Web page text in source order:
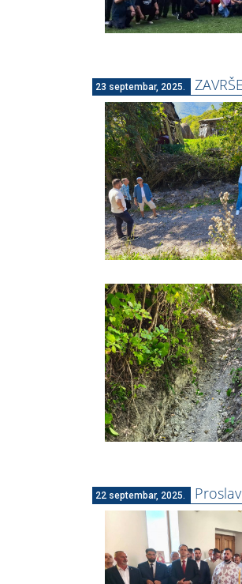
23 septembar, 2025.
22 septembar, 2025.